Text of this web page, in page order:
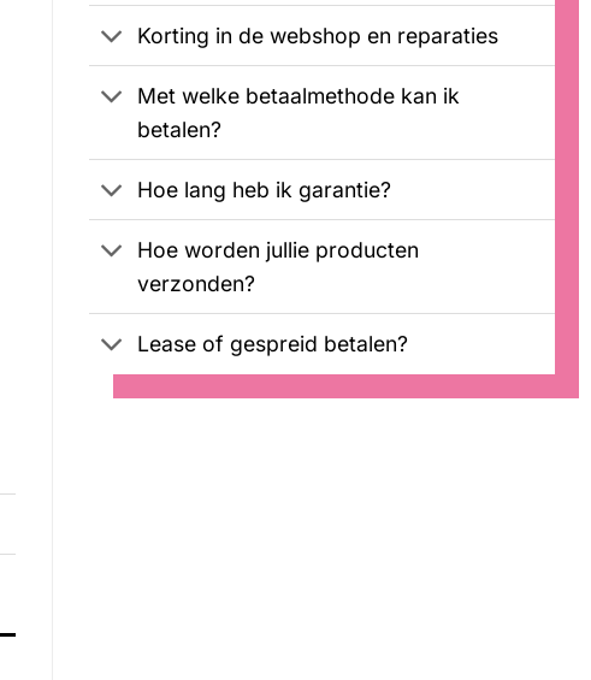
klantbeoordeling
Korting in de webshop en reparaties
Met welke betaalmethode kan ik
betalen?
Hoe lang heb ik garantie?
Hoe worden jullie producten
verzonden?
Lease of gespreid betalen?